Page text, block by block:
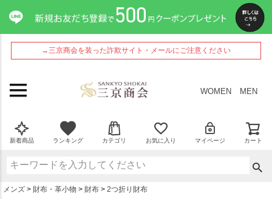
→三京商会を装った詐欺サイト・メールにご注意ください
WOMEN MEN
新着商品 ランキング カテゴリ お気に入り マイページ カート
メンズ 財布・革小物 財布 2つ折り財布
ペー
ジト
ップ
へ